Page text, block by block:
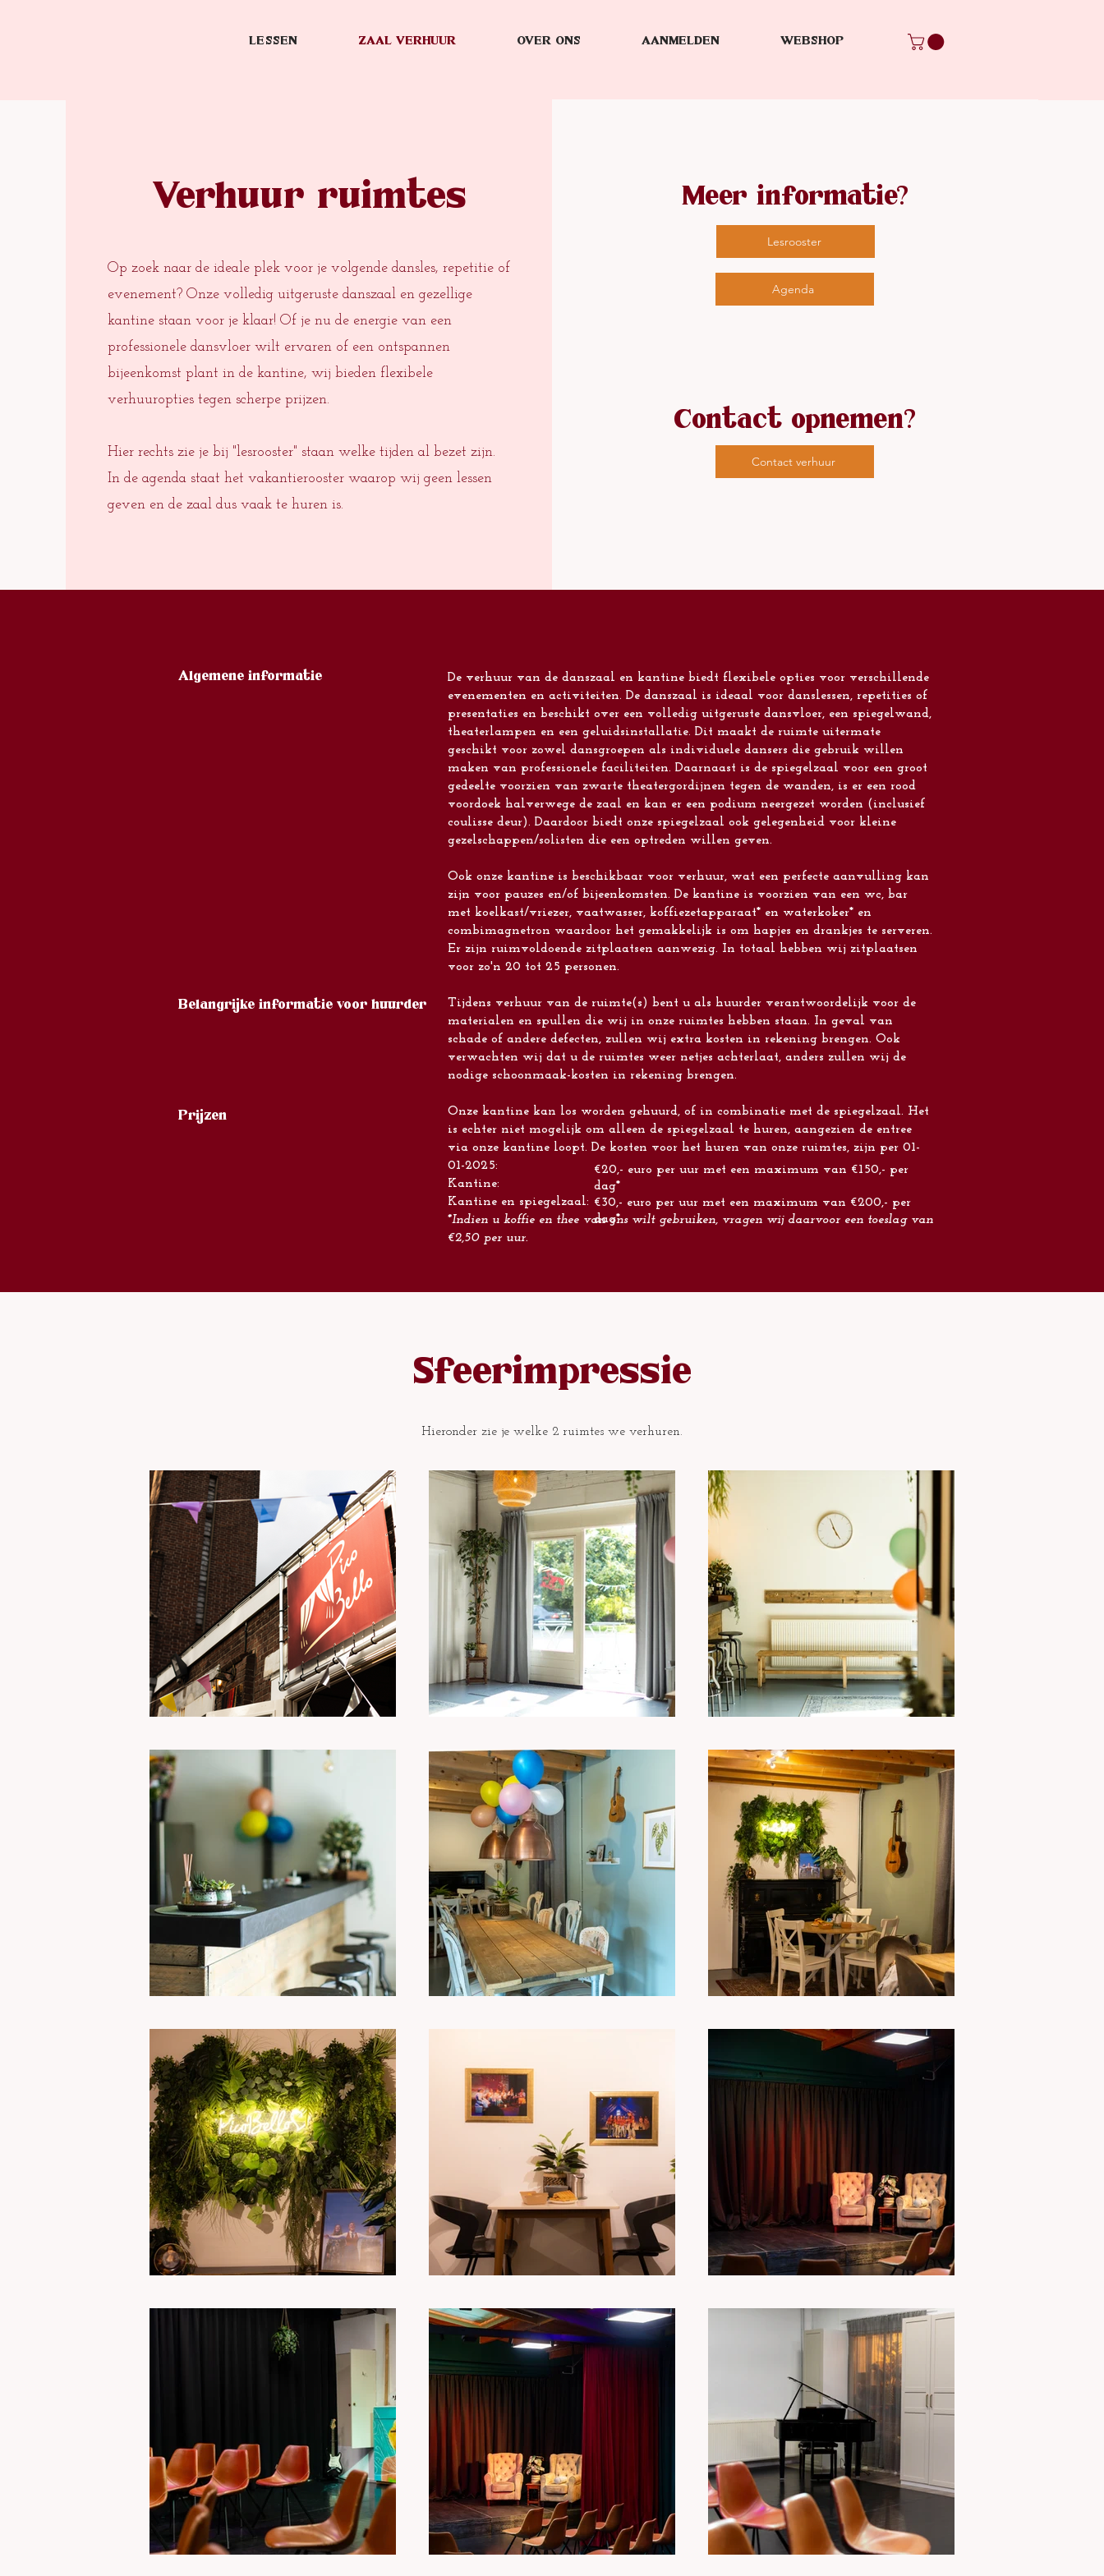
LESSEN ZAAL VERHUUR OVER ONS AANMELDEN WEBSHOP
Verhuur ruimtes
Op zoek naar de ideale plek voor je volgende dansles, repetitie of
evenement? Onze volledig uitgeruste danszaal en gezellige
kantine staan voor je klaar! Of je nu de energie van een
professionele dansvloer wilt ervaren of een ontspannen
bijeenkomst plant in de kantine, wij bieden flexibele
verhuuropties tegen scherpe prijzen.
Hier rechts zie je bij "lesrooster" staan welke tijden al bezet zijn.
In de agenda staat het vakantierooster waarop wij geen lessen
geven en de zaal dus vaak te huren is.
Meer informatie?
Lesrooster
Agenda
Contact opnemen?
Contact verhuur
De verhuur van de danszaal en kantine biedt flexibele opties voor verschillende
evenementen en activiteiten. De danszaal is ideaal voor danslessen, repetities of
presentaties en beschikt over een volledig uitgeruste dansvloer, een spiegelwand,
theaterlampen en een geluidsinstallatie. Dit maakt de ruimte uitermate
geschikt voor zowel dansgroepen als individuele dansers die gebruik willen
maken van professionele faciliteiten. Daarnaast is de spiegelzaal voor een groot
gedeelte voorzien van zwarte theatergordijnen tegen de wanden, is er een rood
voordoek halverwege de zaal en kan er een podium neergezet worden (inclusief
coulisse deur). Daardoor biedt onze spiegelzaal ook gelegenheid voor kleine
gezelschappen/solisten die een optreden willen geven.
Ook onze kantine is beschikbaar voor verhuur, wat een perfecte aanvulling kan
zijn voor pauzes en/of bijeenkomsten. De kantine is voorzien van een wc, bar
met koelkast/vriezer, vaatwasser, koffiezetapparaat* en waterkoker* en
combimagnetron waardoor het gemakkelijk is om hapjes en drankjes te serveren.
Er zijn ruimvoldoende zitplaatsen aanwezig. In totaal hebben wij zitplaatsen
voor zo'n 20 tot 25 personen.
Tijdens verhuur van de ruimte(s) bent u als huurder verantwoordelijk voor de
materialen en spullen die wij in onze ruimtes hebben staan. In geval van
schade of andere defecten, zullen wij extra kosten in rekening brengen. Ook
verwachten wij dat u de ruimtes weer netjes achterlaat, anders zullen wij de
nodige schoonmaak-kosten in rekening brengen.
Onze kantine kan los worden gehuurd, of in combinatie met de spiegelzaal. Het
is echter niet mogelijk om alleen de spiegelzaal te huren, aangezien de entree
via onze kantine loopt. De kosten voor het huren van onze ruimtes, zijn per 01-
01-2025:
Kantine:
Kantine en spiegelzaal:
​*Indien u koffie en thee van ons wilt gebruiken, vragen wij daarvoor een toeslag van
€2,50 per uur.
Algemene informatie
Belangrijke informatie voor huurder
€20,- euro per uur met een maximum van €150,- per
dag*
€30,- euro per uur met een maximum van €200,- per
dag*
Prijzen
Sfeerimpressie
Hieronder zie je welke 2 ruimtes we verhuren.